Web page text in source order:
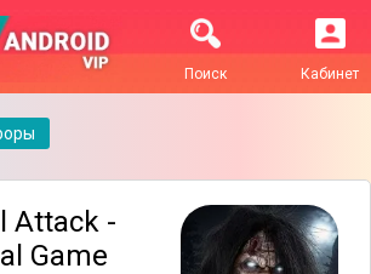
Кабинет
Поиск
Attack -
Game